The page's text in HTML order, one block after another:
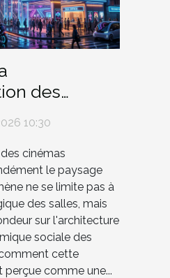
des
urbaine ?
10:30
cinémas
le paysage
ne se limite pas à
des salles, mais
sur l'architecture
sociale des
cette
comme une...